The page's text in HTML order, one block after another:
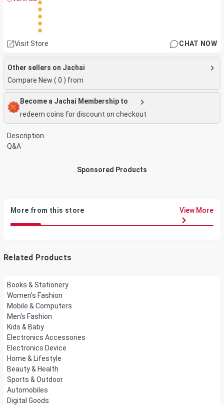
Visit Store CHAT NOW
Other sellers on Jachai
Compare New ( 0 ) from
Become a Jachai Membership to
redeem coins for discount on checkout
Description
Q&A
Sponsored Products
More from this store View More
Related Products
Books & Stationery
Women's Fashion
Mobile & Computers
Men's Fashion
Kids & Baby
Electronics Accessories
Electronics Device
Home & Lifestyle
Beauty & Health
Sports & Outdoor
Automobiles
Digital Goods